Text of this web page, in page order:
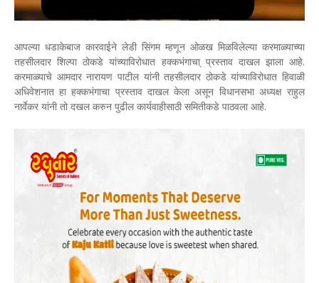
आपल्या धडाकेबाज कारवाईने लेडी सिंगम म्हणून ओळख मिळविलेल्या करमाळ्याच्या
तहसीलदार शिल्पा ठोकडे यांच्याविरोधात हक्कभंगाचा् प्रस्ताव दाखल झाला आहे.
करमाळ्याचे आमदार नारायण पाटील यांनी तहसीलदार ठोकडे यांच्याविरोधात हिवाळी
अधिवेशनात हा हक्कभंगाचा प्रस्ताव दाखल केला असून विधानसभा अध्यक्ष राहुल
नार्वेकर यांनी तो दखल करुन पुढील कार्यवाहीसाठी समितीकडे पाठवला आहे.